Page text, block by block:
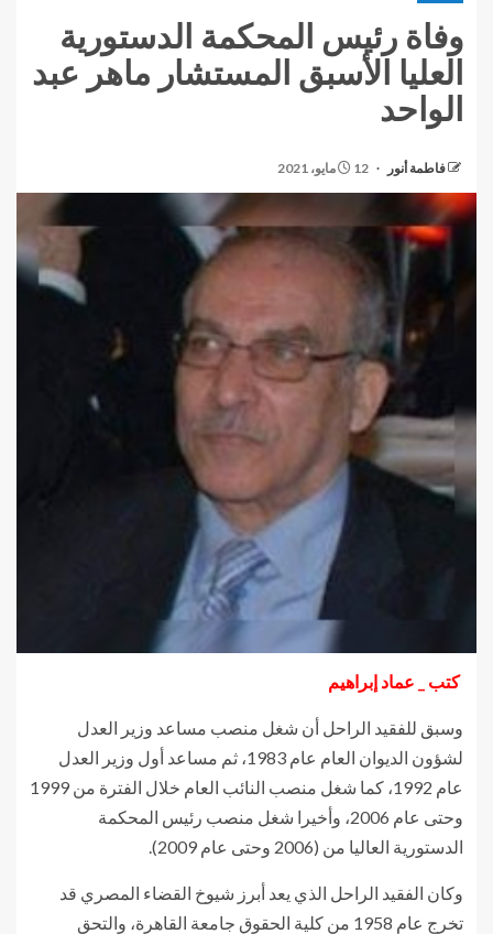
وفاة رئيس المحكمة الدستورية
العليا الأسبق المستشار ماهر عبد
الواحد
فاطمة أنور 12 مايو، 2021
كتب _ عماد إبراهيم
وسبق للفقيد الراحل أن شغل منصب مساعد وزير العدل
لشؤون الديوان العام عام 1983، ثم مساعد أول وزير العدل
عام 1992، كما شغل منصب النائب العام خلال الفترة من 1999
وحتى عام 2006، وأخيرا شغل منصب رئيس المحكمة
الدستورية العاليا من (2006 وحتى عام 2009).
وكان الفقيد الراحل الذي يعد أبرز شيوخ القضاء المصري قد
تخرج عام 1958 من كلية الحقوق جامعة القاهرة، والتحق